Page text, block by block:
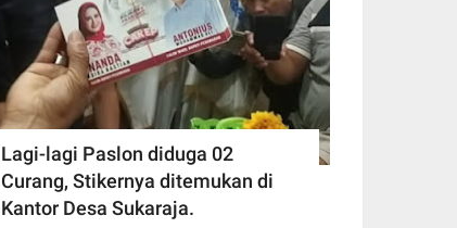
Lagi-lagi Paslon diduga 02
Curang, Stikernya ditemukan di
Kantor Desa Sukaraja.